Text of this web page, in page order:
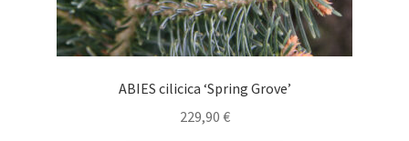
ABIES cilicica ‘Spring Grove’
229,90 €